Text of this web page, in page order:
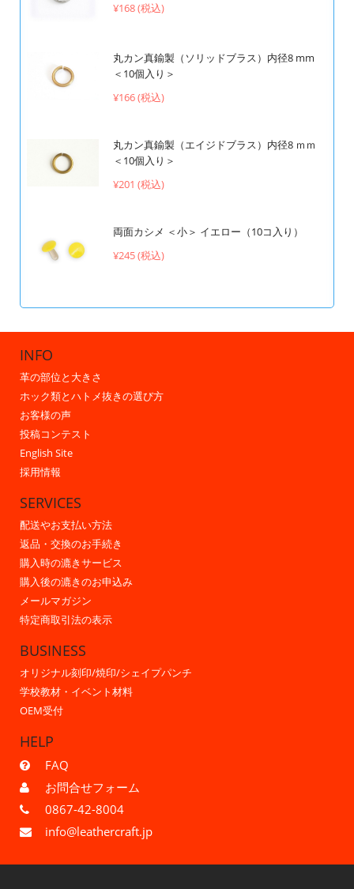
¥168 (税込)
丸カン真鍮製（ソリッドブラス）内径8 mm
＜10個入り＞
¥166 (税込)
丸カン真鍮製（エイジドブラス）内径8 ｍｍ
＜10個入り＞
¥201 (税込)
両面カシメ ＜小＞ イエロー（10コ入り）
¥245 (税込)
INFO
革の部位と大きさ
ホック類とハトメ抜きの選び方
お客様の声
投稿コンテスト
English Site
採用情報
SERVICES
配送やお支払い方法
返品・交換のお手続き
購入時の漉きサービス
購入後の漉きのお申込み
メールマガジン
特定商取引法の表示
BUSINESS
オリジナル刻印/焼印/シェイプパンチ
学校教材・イベント材料
OEM受付
HELP
FAQ
お問合せフォーム
0867-42-8004
info@leathercraft.jp